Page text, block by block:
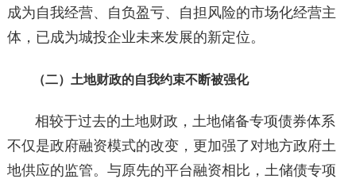
成为自我经营、自负盈亏、自担风险的市场化经营主
体，已成为城投企业未来发展的新定位。
（二）土地财政的自我约束不断被强化
相较于过去的土地财政，土地储备专项债券体系
不仅是政府融资模式的改变，更加强了对地方政府土
地供应的监管。与原先的平台融资相比，土储债专项